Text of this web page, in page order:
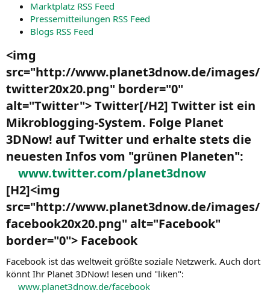
Marktplatz RSS Feed
Pressemitteilungen RSS Feed
Blogs RSS Feed
<img
src="http://www.planet3dnow.de/images/
twitter20x20.png" border="0"
alt="Twitter"> Twitter[/H2] Twitter ist ein
Mikroblogging-System. Folge Planet
3DNow! auf Twitter und erhalte stets die
neuesten Infos vom "grünen Planeten":
www.twitter.com/planet3dnow
[H2]<img
src="http://www.planet3dnow.de/images/
facebook20x20.png" alt="Facebook"
border="0"> Facebook​
Facebook ist das weltweit größte soziale Netzwerk. Auch dort
könnt Ihr Planet 3DNow! lesen und "liken":
www.planet3dnow.de/facebook